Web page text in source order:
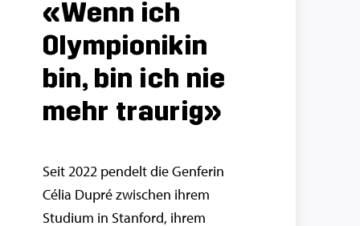
«Wenn ich
Olympionikin
bin, bin ich nie
mehr traurig»
Seit 2022 pendelt die Genferin
Célia Dupré zwischen ihrem
Studium in Stanford, ihrem